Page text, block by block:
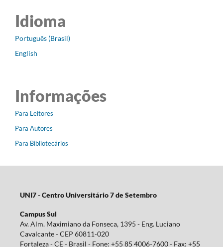
Idioma
Português (Brasil)
English
Informações
Para Leitores
Para Autores
Para Bibliotecários
UNI7 - Centro Universitário 7 de Setembro
Campus Sul
Av. Alm. Maximiano da Fonseca, 1395 - Eng. Luciano
Cavalcante - CEP 60811-020
Fortaleza - CE - Brasil - Fone: +55 85 4006-7600 - Fax: +55